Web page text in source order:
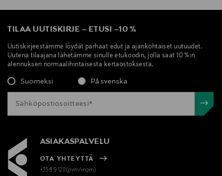
TILAA UUTISKIRJE – ETUSI –10 %
Uutiskirjeestämme löydät parhaat edut ja ajankohtaiset uutuudet.
Uutena tilaajana lähetämme sinulle etukoodin, jolla saat 10 %:n
alennuksen normaalihintaisesta kertaostoksesta.
Suomeksi På svenska
ASIAKASPALVELU
OTA YHTEYTTÄ
+358 9 1211(pvm/mpm)